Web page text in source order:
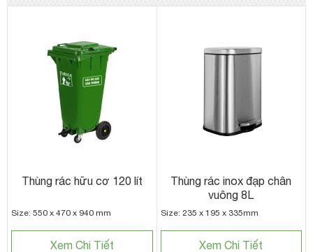
Thùng rác hữu cơ 120 lít
Size: 550 x 470 x 940 mm
Xem Chi Tiết
Thùng rác inox đạp chân
vuông 8L
Size: 235 x 195 x 335mm
Xem Chi Tiết